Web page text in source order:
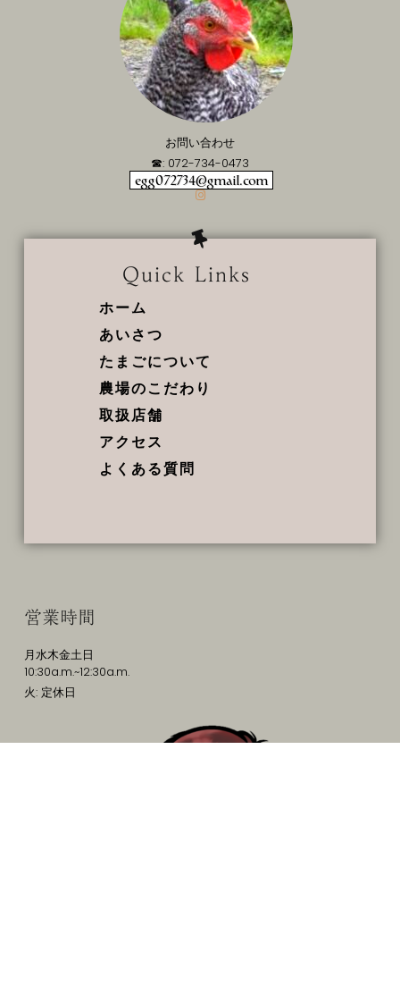
お問い合わせ
☎: 072-734-0473
Quick Links
ホーム
あいさつ
たまごについて
農場のこだわり
取扱店舗
アクセス
よくある質問
営業時間
月水木金土日
10:30a.m.~12:30a.m.
火: 定休日